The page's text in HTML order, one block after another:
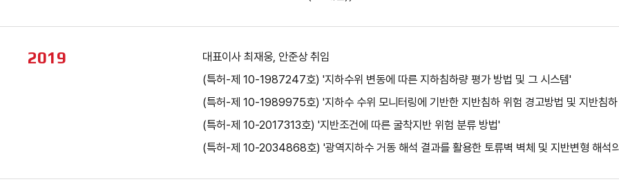
2019
대표이사 최재웅, 안준상 취임
(특허-제 10-1987247호) '지하수위 변동에 따른 지하침하량 평가 방법 및 그 시스템'
(특허-제 10-1989975호) '지하수 수위 모니터링에 기반한 지반침하 위험 경고방법 및 지반침
(특허-제 10-2017313호) '지반조건에 따른 굴착지반 위험 분류 방법'
(특허-제 10-2034868호) '광역지하수 거동 해석 결과를 활용한 토류벽 벽체 및 지반변형 해석